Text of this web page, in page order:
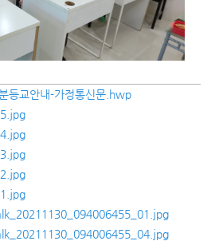
등교안내-가정통신문.hwp